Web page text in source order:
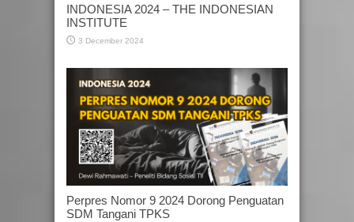
INDONESIA 2024 – THE INDONESIAN
INSTITUTE
3 December 2024
Perpres Nomor 9 2024 Dorong Penguatan
SDM Tangani TPKS